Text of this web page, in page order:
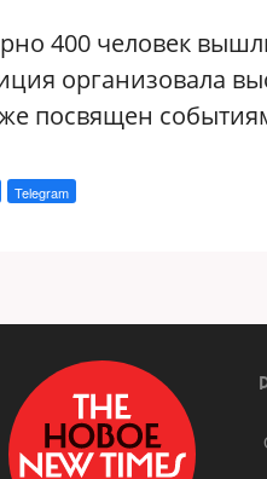
400 человек
организовала
посвящен
Telegram